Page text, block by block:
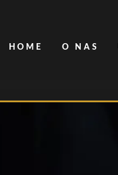
HOME O NAS